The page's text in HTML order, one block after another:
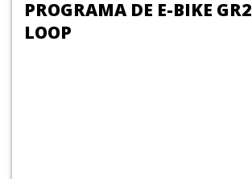
PROGRAMA DE E-BIKE
LOOP